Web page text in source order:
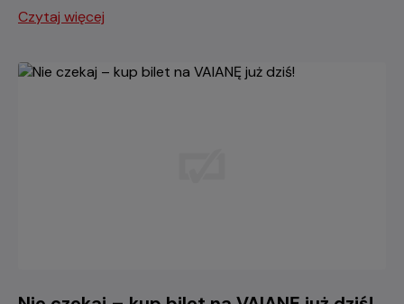
Czytaj więcej